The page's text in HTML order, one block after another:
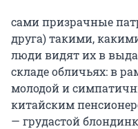
сами призрачные
друга) такими,
люди видят их в
складе обличьях: в
молодой и
китайским
— грудастой